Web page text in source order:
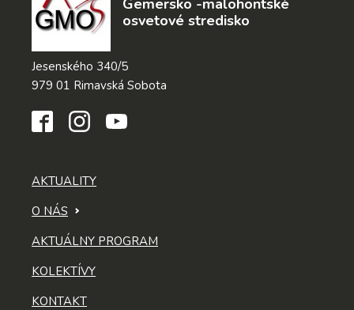
osvetové stredisko
Jesenského 340/5
979 01 Rimavská Sobota
AKTUALITY
O NÁS
AKTUÁLNY PROGRAM
KOLEKTÍVY
KONTAKT